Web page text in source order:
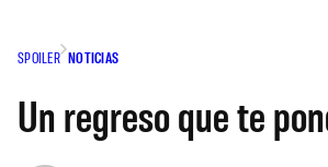
SPOILER NOTICIAS
Un regreso que te